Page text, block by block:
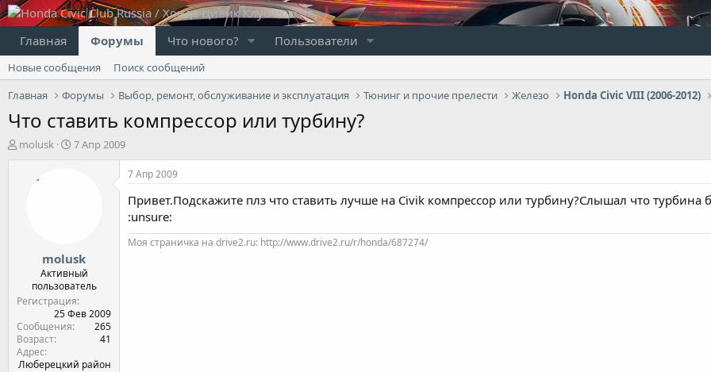
Главная Форумы Что нового? Пользователи
Новые сообщения
Поиск сообщений
Главная
Форумы Выбор, ремонт, обслуживание и эксплуатация Тюнинг и прочие прелести Железо Honda Civic VIII (2006-2012)
Что ставить компрессор или турбину?
А
molusk
Д
л
а
7 Апр 2009
molusk
Активный
пользователь
Регистрация
25 Фев 2009
Сообщения
265
Возраст
41
Адрес
Люберецкий район
7 Апр 2009
Привет.Подскажите плз что ставить лучше на Civik компрессор или турбину?Слышал что
:unsure:
Моя страничка на drive2.ru: http://www.drive2.ru/r/honda/687274/